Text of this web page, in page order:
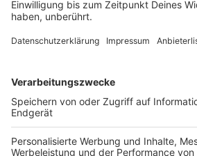
Messerattacke
Anzeige
Anzeige